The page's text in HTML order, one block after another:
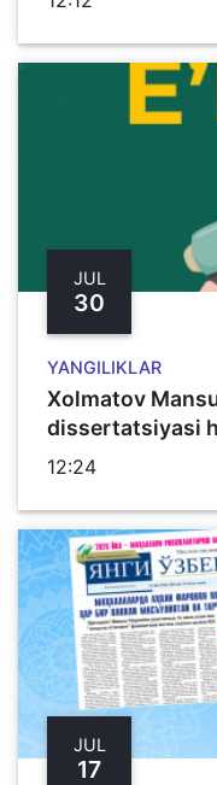
JUL
30
YANGILIKLAR
Xolmatov
dissertatsiyasi
12:24
JUL
17